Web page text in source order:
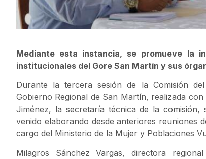
Mediante esta instancia, se promueve la
institucionales del Gore San Martín y sus
Durante la tercera sesión de la Comisión
Gobierno Regional de San Martín, realizada
Jiménez, la secretaría técnica de la
venido elaborando desde anteriores reuniones
cargo del Ministerio de la Mujer y Poblaciones
Milagros Sánchez Vargas, directora